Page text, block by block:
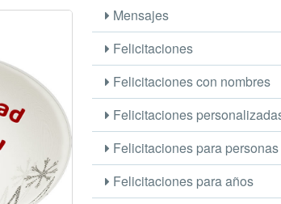
Mensajes
Felicitaciones
Felicitaciones con nombres
Felicitaciones
Felicitaciones para personas
Felicitaciones para años